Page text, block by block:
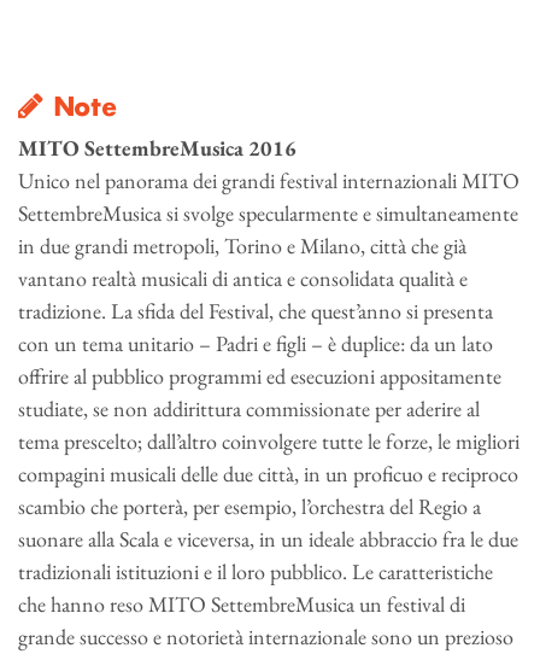
Note
MITO SettembreMusica 2016
Unico nel panorama dei grandi festival internazionali MITO
SettembreMusica si svolge specularmente e simultaneamente
in due grandi metropoli, Torino e Milano, città che già
vantano realtà musicali di antica e consolidata qualità e
tradizione. La sfida del Festival, che quest’anno si presenta
con un tema unitario – Padri e figli – è duplice: da un lato
offrire al pubblico programmi ed esecuzioni appositamente
studiate, se non addirittura commissionate per aderire al
tema prescelto; dall’altro coinvolgere tutte le forze, le migliori
compagini musicali delle due città, in un proficuo e reciproco
scambio che porterà, per esempio, l’orchestra del Regio a
suonare alla Scala e viceversa, in un ideale abbraccio fra le due
tradizionali istituzioni e il loro pubblico. Le caratteristiche
che hanno reso MITO SettembreMusica un festival di
grande successo e notorietà internazionale sono un prezioso